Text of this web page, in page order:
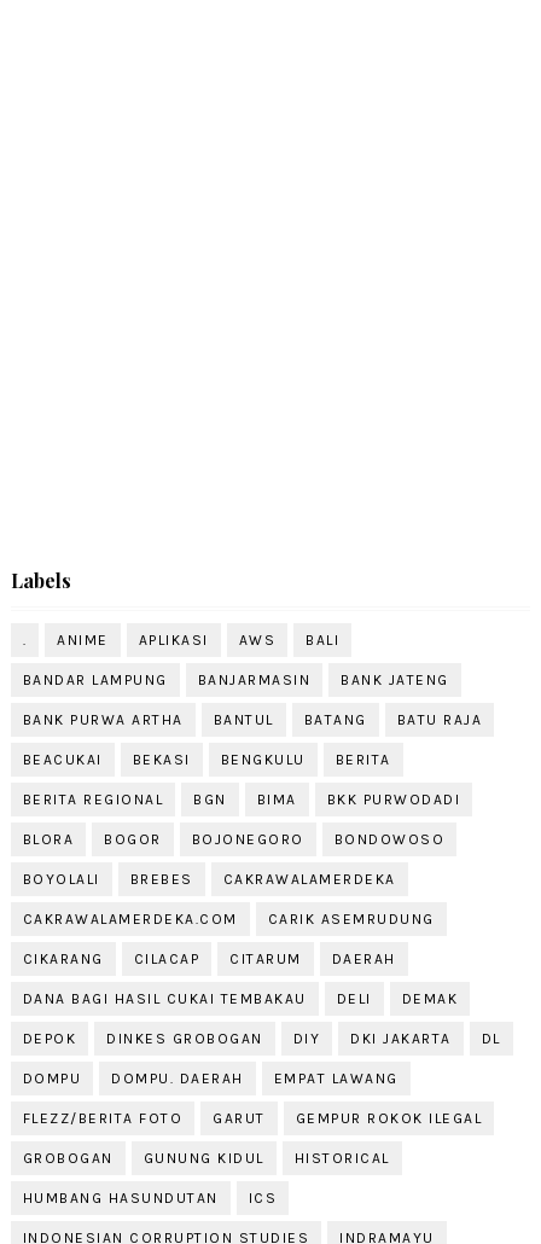
Labels
. ANIME APLIKASI AWS BALI
BANDAR LAMPUNG BANJARMASIN BANK JATENG
BANK PURWA ARTHA BANTUL BATANG BATU RAJA
BEACUKAI BEKASI BENGKULU BERITA
BERITA REGIONAL BGN BIMA BKK PURWODADI
BLORA BOGOR BOJONEGORO BONDOWOSO
BOYOLALI BREBES CAKRAWALAMERDEKA
CAKRAWALAMERDEKA.COM CARIK ASEMRUDUNG
CIKARANG CILACAP CITARUM DAERAH
DANA BAGI HASIL CUKAI TEMBAKAU DELI DEMAK
DEPOK DINKES GROBOGAN DIY DKI JAKARTA DL
DOMPU DOMPU. DAERAH EMPAT LAWANG
FLEZZ/BERITA FOTO GARUT GEMPUR ROKOK ILEGAL
GROBOGAN GUNUNG KIDUL HISTORICAL
HUMBANG HASUNDUTAN ICS
INDONESIAN CORRUPTION STUDIES INDRAMAYU